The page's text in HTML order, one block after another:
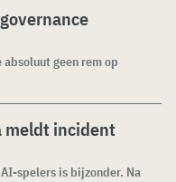
geen rem op
meldt incident
spelers is bijzonder. Na